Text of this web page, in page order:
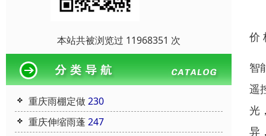
本站共被浏览过 11968351 次
重庆雨棚定做230
重庆伸缩雨蓬247
价
智
遥
光
异